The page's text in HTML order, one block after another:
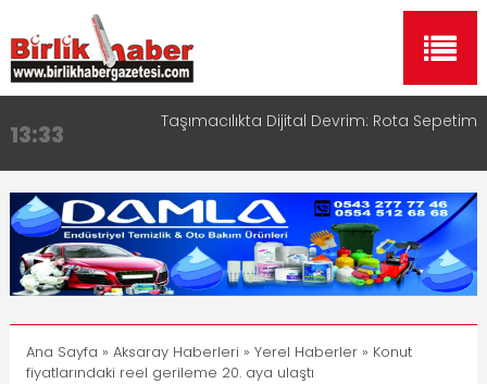
13:33 Taşımacılıkta Dijital Devrim: Rota Sepetim
17:15
Aksaray OSB Bölge Müdürü Makam Koltuğunu
Çocuklara Bıraktı
16:00
Aksaray Esnaf Rehberi ile Google ve Yapay Zeka
Aramalarında Öne Çıkın
8:23 Aksaray Esnaf Rehberi Hizmete Girdi
11:30
Birlikhaber.com Yayın Hayatına Başladı | Hızlı ve
Akıllı Haber Platformu
Ana Sayfa » Aksaray Haberleri » Yerel Haberler» Konut
fiyatlarındaki reel gerileme 20. aya ulaştı